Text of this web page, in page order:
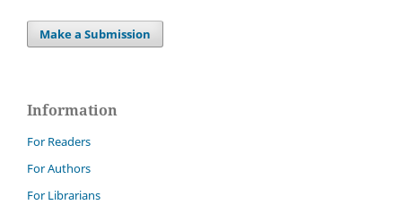
Make a Submission
Information
For Readers
For Authors
For Librarians